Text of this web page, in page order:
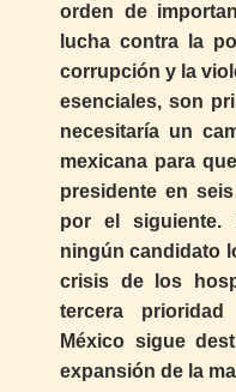
orden de
lucha contra la
corrupción y la
esenciales, son
necesitaría un
mexicana para
presidente en
por el siguiente.
ningún candidato
crisis de los
tercera
México sigue
expansión de la